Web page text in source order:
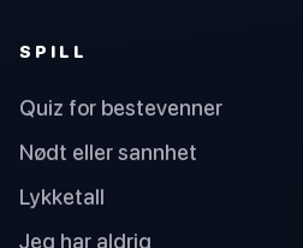
SPILL
Quiz for bestevenner
Nødt eller sannhet
Lykketall
Jeg har aldrig